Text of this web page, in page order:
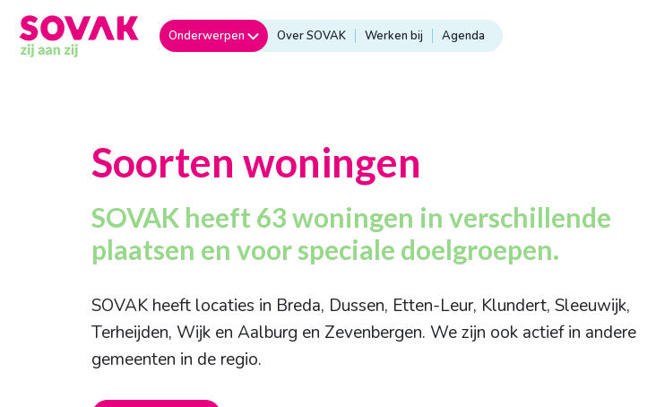
Onderwerpen Over SOVAK Werken bij Agenda
Soorten woningen
SOVAK heeft 63 woningen in verschillende
plaatsen en voor speciale doelgroepen.
SOVAK heeft locaties in Breda, Dussen, Etten-Leur, Klundert, Sleeuwijk,
Terheijden, Wijk en Aalburg en Zevenbergen. We zijn ook actief in andere
gemeenten in de regio.